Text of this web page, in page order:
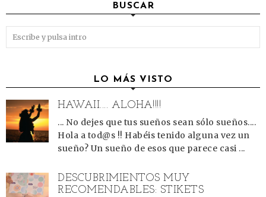
BUSCAR
LO MÁS VISTO
HAWAII.... ALOHA!!!!
... No dejes que tus sueños sean sólo sueños....
Hola a tod@s !! Habéis tenido alguna vez un
sueño? Un sueño de esos que parece casi ...
DESCUBRIMIENTOS MUY
RECOMENDABLES: STIKETS